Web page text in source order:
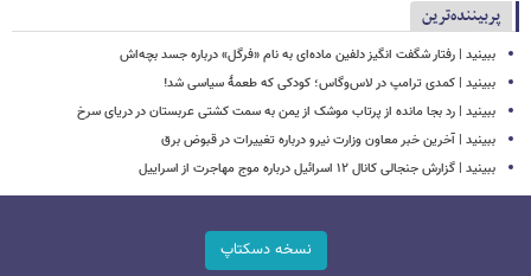
پربیننده‌ترین
ببینید | رفتار شگفت انگیز دلفین ماده‌ای به نام «فرگل» درباره جسد بچه‌اش
ببینید | کمدی ترامپ در لاس‌وگاس؛ کودکی که طعمۀ سیاسی شد!
ببینید | رد بجا مانده از پرتاب موشک از یمن به سمت کشتی‌ عربستان در دریای سرخ
ببینید | آخرین خبر معاون وزارت نیرو درباره تغییرات در قبوض برق
ببینید | گزارش جنجالی کانال ۱۲ اسرائیل درباره موج مهاجرت از اسراییل
نسخه دسکتاپ